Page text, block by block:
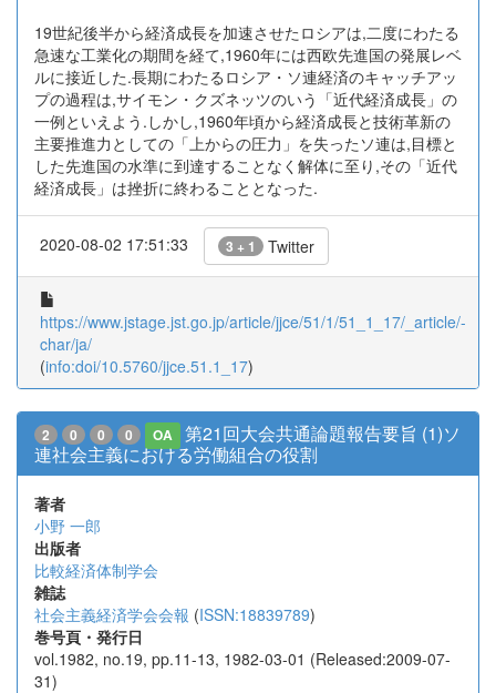
19世紀後半から経済成長を加速させたロシアは,二度にわたる
急速な工業化の期間を経て,1960年には西欧先進国の発展レベ
ルに接近した.長期にわたるロシア・ソ連経済のキャッチアッ
プの過程は,サイモン・クズネッツのいう「近代経済成長」の
一例といえよう.しかし,1960年頃から経済成長と技術革新の
主要推進力としての「上からの圧力」を失ったソ連は,目標と
した先進国の水準に到達することなく解体に至り,その「近代
経済成長」は挫折に終わることとなった.
2020-08-02 17:51:33 3 + 1 Twitter
https://www.jstage.jst.go.jp/article/jjce/51/1/51_1_17/_article/-
char/ja/
(info:doi/10.5760/jjce.51.1_17)
2 0 0 0 OA
第21回大会共通論題報告要旨 (1)ソ
連社会主義における労働組合の役割
著者
小野 一郎
出版者
比較経済体制学会
雑誌
社会主義経済学会会報 (ISSN:18839789)
巻号頁・発行日
vol.1982, no.19, pp.11-13, 1982-03-01 (Released:2009-07-
31)